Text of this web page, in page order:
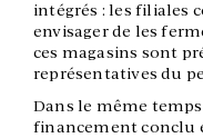
intégrés : les filiales
envisager de les
ces magasins sont
représentatives du
Dans le même
financement conclu